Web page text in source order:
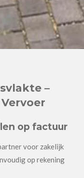
–
op factuur
voor zakelijk
op rekening